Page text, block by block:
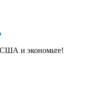
и экономьте!